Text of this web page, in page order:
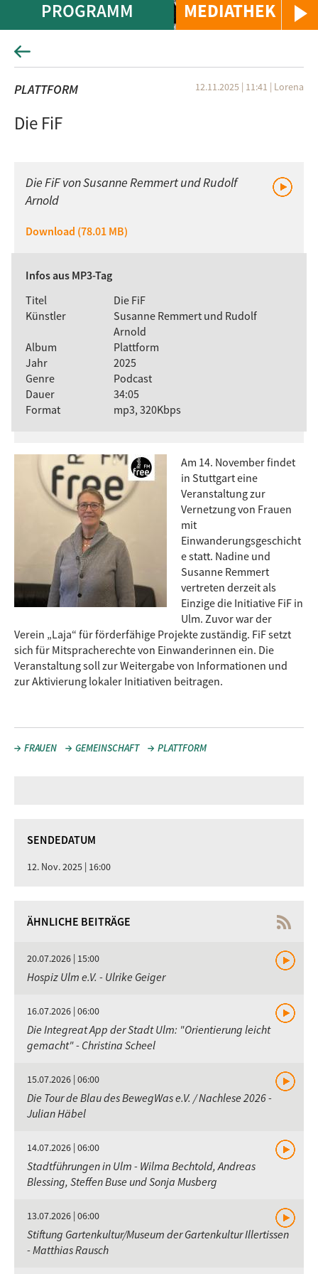
MEDIATHEK
PROGRAMM
PLATTFORM 12.11.2025 | 11:41 | Lorena
Die FiF
Die FiF von Susanne Remmert und Rudolf
Arnold
Download (78.01 MB)
Infos aus MP3-Tag
Titel
Die FiF
Künstler
Susanne Remmert und Rudolf
Arnold
Album
Plattform
Jahr
2025
Genre
Podcast
Dauer
34:05
Format
mp3, 320Kbps
Am 14. November findet
in Stuttgart eine
Veranstaltung zur
Vernetzung von Frauen
mit
Einwanderungsgeschicht
e statt. Nadine und
Susanne Remmert
vertreten derzeit als
Einzige die Initiative FiF in
Ulm. Zuvor war der
Verein „Laja“ für förderfähige Projekte zuständig. FiF setzt
sich für Mitspracherechte von Einwanderinnen ein. Die
Veranstaltung soll zur Weitergabe von Informationen und
zur Aktivierung lokaler Initiativen beitragen.
FRAUEN GEMEINSCHAFT PLATTFORM
SENDEDATUM
12. Nov. 2025 | 16:00
ÄHNLICHE BEITRÄGE
20.07.2026 | 15:00
Hospiz Ulm e.V. - Ulrike Geiger
16.07.2026 | 06:00
Die Integreat App der Stadt Ulm: "Orientierung leicht
gemacht" - Christina Scheel
15.07.2026 | 06:00
Die Tour de Blau des BewegWas e.V. / Nachlese 2026 -
Julian Häbel
14.07.2026 | 06:00
Stadtführungen in Ulm - Wilma Bechtold, Andreas
Blessing, Steffen Buse und Sonja Musberg
13.07.2026 | 06:00
Stiftung Gartenkultur/Museum der Gartenkultur Illertissen
- Matthias Rausch